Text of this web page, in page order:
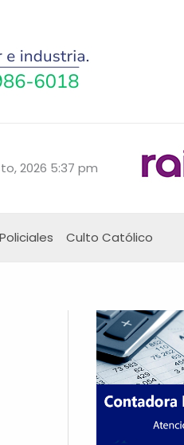
2026 5:37 pm
Policiales Culto Católico